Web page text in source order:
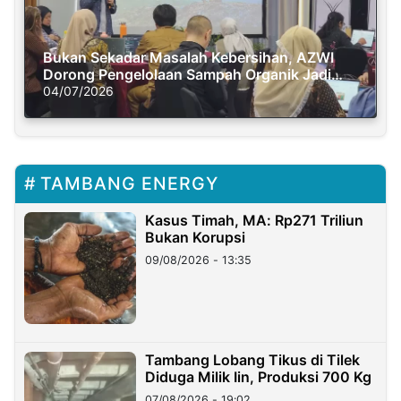
Bukan Sekadar Masalah Kebersihan, AZWI
Dorong Pengelolaan Sampah Organik Jadi
Solusi Krisis Iklim
04/07/2026
TAMBANG ENERGY
Kasus Timah, MA: Rp271 Triliun
Bukan Korupsi
09/08/2026 - 13:35
Tambang Lobang Tikus di Tilek
Diduga Milik Iin, Produksi 700 Kg